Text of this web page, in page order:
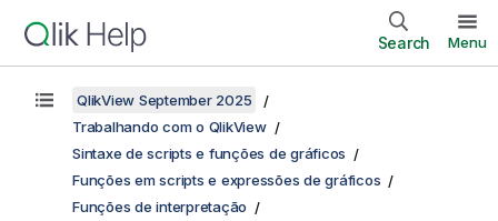
Search Menu
QlikView September 2025
Trabalhando com o QlikView
Sintaxe de scripts e funções de gráficos
Funções em scripts e expressões de gráficos
Funções de interpretação